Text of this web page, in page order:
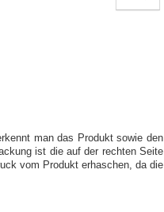
man das Produkt sowie den
ist die auf der rechten Seite
vom Produkt erhaschen, da die